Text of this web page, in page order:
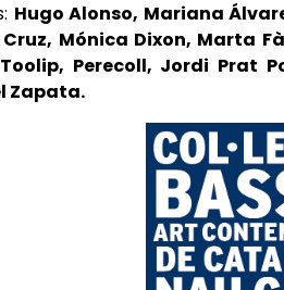
Hugo Alonso, Mariana
Mónica Dixon, Marta
Perecoll, Jordi Prat
Zapata.